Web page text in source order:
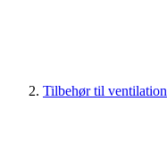
Tilbehør til ventilation